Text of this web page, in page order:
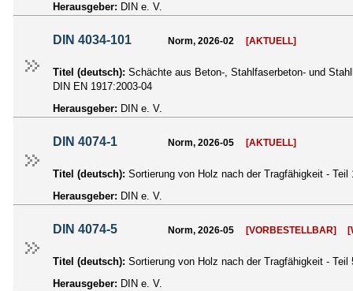
Herausgeber: DIN e. V.
DIN 4034-101 Norm, 2026-02 [AKTUELL]
Titel (deutsch): Schächte aus Beton-, Stahlfaserbeton- und
DIN EN 1917:2003-04
Herausgeber: DIN e. V.
DIN 4074-1 Norm, 2026-05 [AKTUELL]
Titel (deutsch): Sortierung von Holz nach der Tragfähigkeit -
Herausgeber: DIN e. V.
DIN 4074-5 Norm, 2026-05 [VORBESTELLBAR]
Titel (deutsch): Sortierung von Holz nach der Tragfähigkeit -
Herausgeber: DIN e. V.